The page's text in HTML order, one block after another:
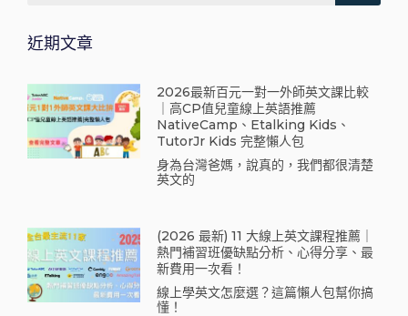
近期文章
2026最新百元一對一外師英文課比較
｜高CP值兒童線上英語推薦
NativeCamp、Etalking Kids、
TutorJr Kids 完整懶人包
身為台灣爸媽，說真的，我們都很清楚
英文的
(2026 最新) 11 大線上英文課程推薦｜
熱門補習班優缺點分析、心得分享、最
新費用一次看！
線上學英文怎麼選？這篇懶人包幫你搞
懂！